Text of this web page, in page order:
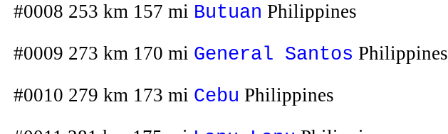
#0008 253 km 157 mi Butuan Philippines
#0009 273 km 170 mi General Santos Philippines
#0010 279 km 173 mi Cebu Philippines